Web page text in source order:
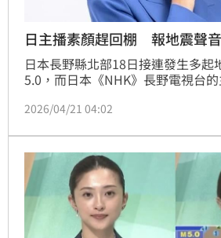
日主播素顏趕回棚 報地震聲
日本長野縣北部18日接連發生多起
5.0，而日本《NHK》長野電視台
促，聲音甚至微微顫抖。對此，日
現過度換氣症候群的症狀，如此敬
友十分心疼，相關話題也引發熱議
2026/04/21 04:02